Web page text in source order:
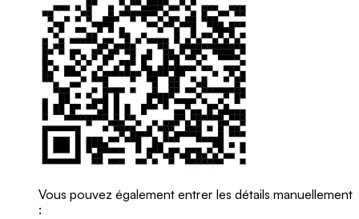
Vous pouvez également entrer les détails manuellement
: